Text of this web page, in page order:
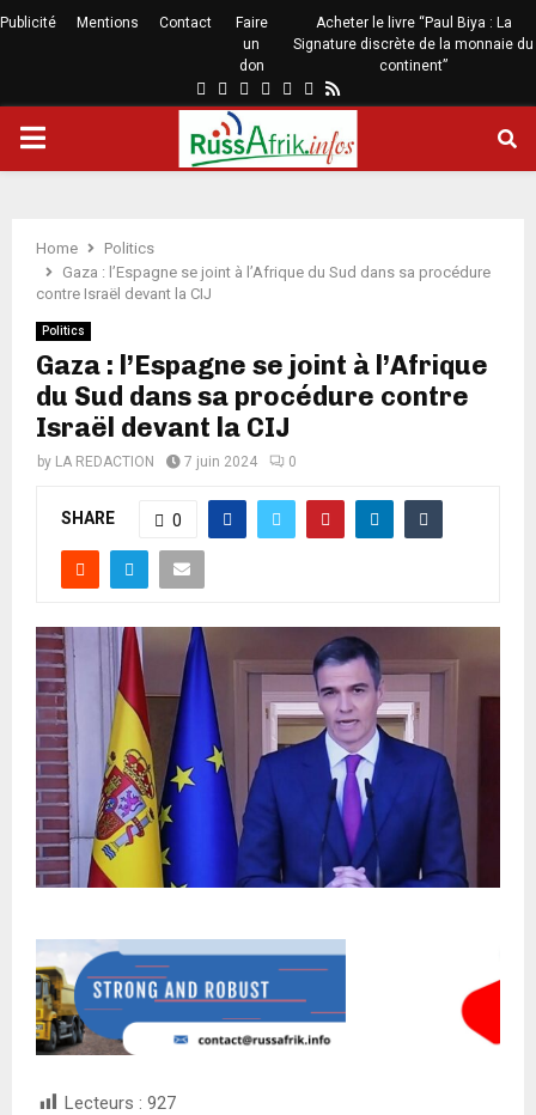
Publicité Mentions Contact
Faire
un
don
Acheter le livre “Paul Biya : La
Signature discrète de la monnaie du
continent”
Home
Politics
Gaza : l’Espagne se joint à l’Afrique du Sud dans sa procédure
contre Israël devant la CIJ
Politics
Gaza : l’Espagne se joint à l’Afrique
du Sud dans sa procédure contre
Israël devant la CIJ
by LA REDACTION 7 juin 2024 0
SHARE 0
Lecteurs : 927